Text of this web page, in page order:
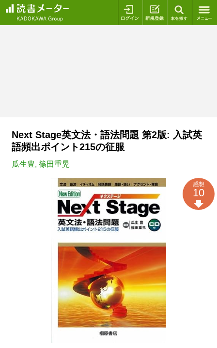
ログイン 新規登録
Next Stage英文法・語法問題 第2版: 入試英
語頻出ポイント215の征服
瓜生豊, 篠田重晃
感想
10